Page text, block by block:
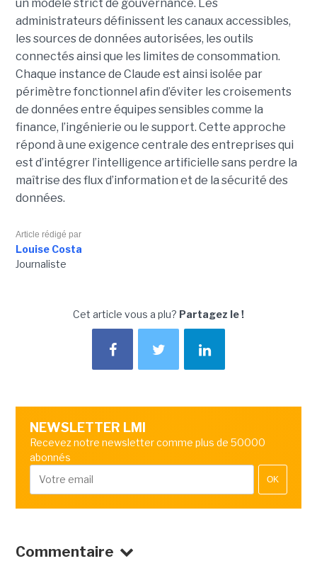
un modèle strict de gouvernance. Les
administrateurs définissent les canaux accessibles,
les sources de données autorisées, les outils
connectés ainsi que les limites de consommation.
Chaque instance de Claude est ainsi isolée par
périmètre fonctionnel afin d’éviter les croisements
de données entre équipes sensibles comme la
finance, l’ingénierie ou le support. Cette approche
répond à une exigence centrale des entreprises qui
est d’intégrer l’intelligence artificielle sans perdre la
maîtrise des flux d’information et de la sécurité des
données.
Article rédigé par
Louise Costa
Journaliste
Cet article vous a plu? Partagez le !
NEWSLETTER LMI
Recevez notre newsletter comme plus de 50000
abonnés
OK
Commentaire